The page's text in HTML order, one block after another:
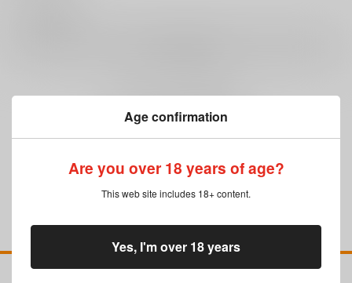
Age confirmation
Are you over 18 years of age?
This web site includes 18+ content.
Yes, I'm over 18 years